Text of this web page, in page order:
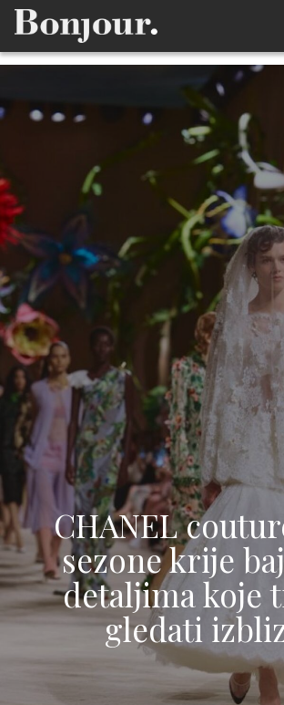
CHANEL
sezone krije
detaljima koje
gledati